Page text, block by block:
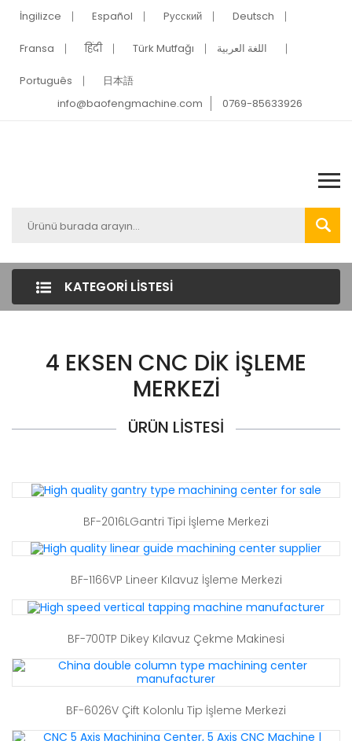
İngilizce Español Pусский Deutsch
Fransa हिंदी Türk Mutfağı اللغة العربية
Português
日本語
info@baofengmachine.com
0769-85633926
KATEGORI LISTESI
4 EKSEN CNC DIK İŞLEME
MERKEZI
ÜRÜN LISTESI
BF-2016LGantri Tipi İşleme Merkezi
BF-1166VP Lineer Kılavuz İşleme Merkezi
BF-700TP Dikey Kılavuz Çekme Makinesi
BF-6026V Çift Kolonlu Tip İşleme Merkezi